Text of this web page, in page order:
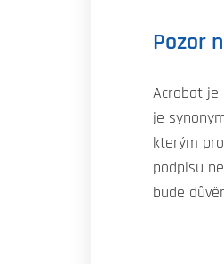
Pozor
Acrobat je
je
kterým
podpisu
bude